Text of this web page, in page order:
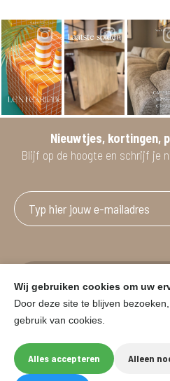
Nieuwtjes, kortingen,
Blijf op de hoogte en schrijf je
vanaf minimum 2
Onder voorbehoud van
Wij gebruiken cookies om uw
Door deze site te blijven
gebruik van cookies.
Alles accepteren Alleen